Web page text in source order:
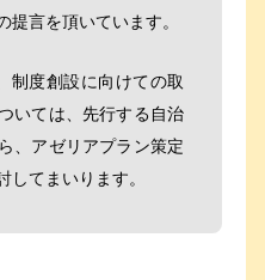
提言を頂いています。
制度創設に向けての取
いては、先行する自治
、アゼリアプラン策定
してまいります。